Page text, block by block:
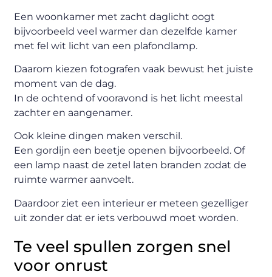
Een woonkamer met zacht daglicht oogt
bijvoorbeeld veel warmer dan dezelfde kamer
met fel wit licht van een plafondlamp.
Daarom kiezen fotografen vaak bewust het juiste
moment van de dag.
In de ochtend of vooravond is het licht meestal
zachter en aangenamer.
Ook kleine dingen maken verschil.
Een gordijn een beetje openen bijvoorbeeld. Of
een lamp naast de zetel laten branden zodat de
ruimte warmer aanvoelt.
Daardoor ziet een interieur er meteen gezelliger
uit zonder dat er iets verbouwd moet worden.
Te veel spullen zorgen snel
voor onrust